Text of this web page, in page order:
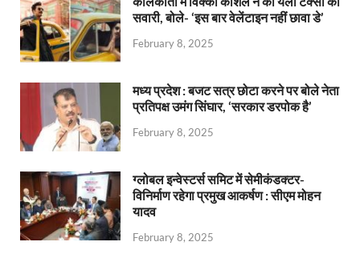
सवारी, बोले- ‘इस बार वेलेंटाइन नहीं छावा डे’
February 8, 2025
मध्य प्रदेश : बजट सत्र छोटा करने पर बोले नेता
प्रतिपक्ष उमंग सिंघार, ‘सरकार डरपोक है’
February 8, 2025
ग्लोबल इन्वेस्टर्स समिट में सेमीकंडक्टर-
विनिर्माण रहेगा प्रमुख आकर्षण : सीएम मोहन
यादव
February 8, 2025